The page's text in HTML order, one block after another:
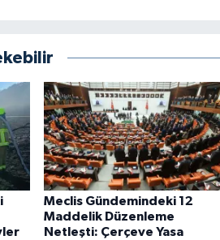
Meclis Gündemindeki 12
Maddelik Düzenleme
Netleşti: Çerçeve Yasa